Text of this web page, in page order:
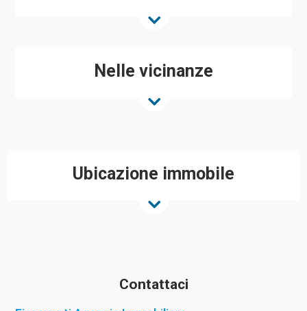
Nelle vicinanze
Ubicazione immobile
Contattaci